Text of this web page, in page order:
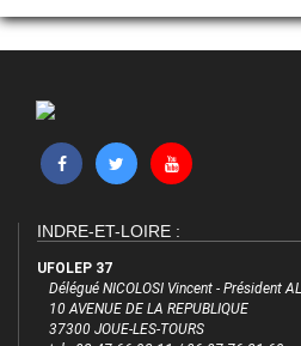
INDRE-ET-LOIRE :
UFOLEP 37
Délégué NICOLOSI Vincent - Président
10 AVENUE DE LA REPUBLIQUE
37300 JOUE-LES-TOURS